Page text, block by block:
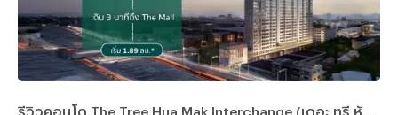
รีวิวคอนโด The Tree Hua Mak Interchange (เดอะ ทรี หัวหมาก อินเตอร์เชนจ์) คอนโดพร้อมอยู่ ใกล้รถไฟฟ้า 3 สาย ติด The Mall บางกะปิ เริ่ม 1.89 ลบ.*